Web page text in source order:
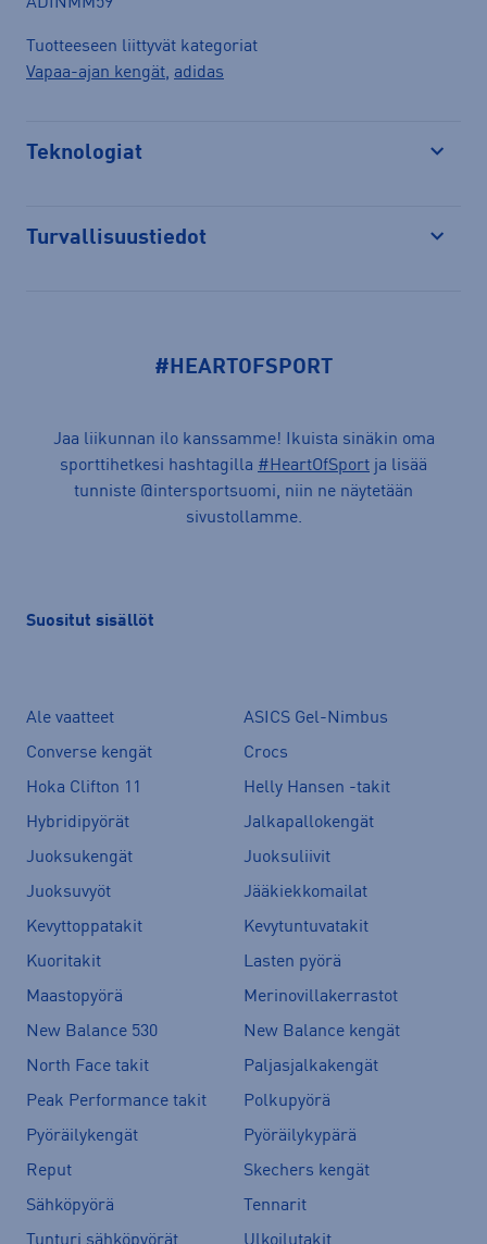
Tuotteeseen liittyvät kategoriat
Vapaa-ajan kengät, adidas
Teknologiat
Turvallisuustiedot
#HEARTOFSPORT
Jaa liikunnan ilo kanssamme! Ikuista sinäkin oma
sporttihetkesi hashtagilla #HeartOfSport ja lisää
tunniste @intersportsuomi, niin ne näytetään
sivustollamme.
Suositut sisällöt
Ale vaatteet
ASICS Gel-Nimbus
Converse kengät
Crocs
Hoka Clifton 11
Helly Hansen -takit
Hybridipyörät
Jalkapallokengät
Juoksukengät
Juoksuliivit
Juoksuvyöt
Jääkiekkomailat
Kevyttoppatakit
Kevytuntuvatakit
Kuoritakit
Lasten pyörä
Maastopyörä
Merinovillakerrastot
New Balance 530
New Balance kengät
North Face takit
Paljasjalkakengät
Peak Performance takit
Polkupyörä
Pyöräilykengät
Pyöräilykypärä
Reput
Skechers kengät
Sähköpyörä
Tennarit
Tunturi sähköpyörät
Ulkoilutakit